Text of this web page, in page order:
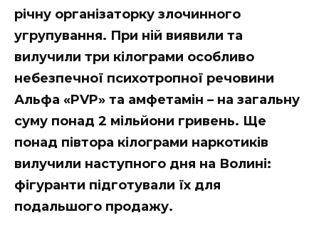
ЗАКАРПАТСЬКІ НОВИНИ
НОВИНИ ЗАХІДНОЇ УКРАЇНИ
ФОТО
ВІДЕО
річну організаторку злочинного
угрупування. При ній виявили та
вилучили три кілограми особливо
небезпечної психотропної речовини
Альфа «PVP» та амфетамін – на загальну
суму понад 2 мільйони гривень. Ще
понад півтора кілограми наркотиків
вилучили наступного дня на Волині:
фігуранти підготували їх для
подальшого продажу.